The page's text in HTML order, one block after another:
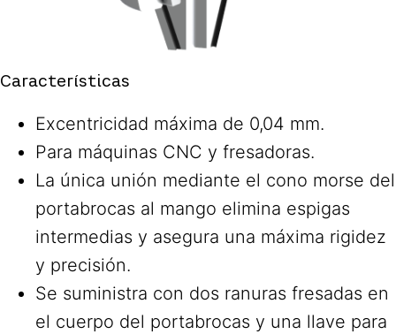
Características
Excentricidad máxima de 0,04 mm.
Para máquinas CNC y fresadoras.
La única unión mediante el cono morse del
portabrocas al mango elimina espigas
intermedias y asegura una máxima rigidez
y precisión.
Se suministra con dos ranuras fresadas en
el cuerpo del portabrocas y una llave para